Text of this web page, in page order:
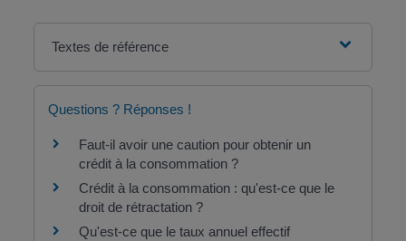
Textes de référence
Questions ? Réponses !
Faut-il avoir une caution pour obtenir un
crédit à la consommation ?
Crédit à la consommation : qu'est-ce que le
droit de rétractation ?
Qu'est-ce que le taux annuel effectif